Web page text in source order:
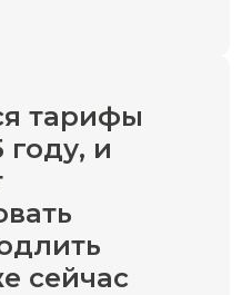
тарифы
и
сейчас